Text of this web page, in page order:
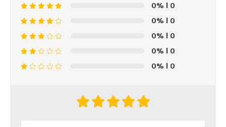
0% | 0
0% | 0
0% | 0
0% | 0
0% | 0